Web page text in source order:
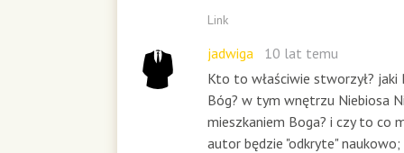
Link
jadwiga
10 lat temu
Kto to właściwie stworzył? jaki
Bóg? w tym wnętrzu Niebiosa
mieszkaniem Boga? i czy to co
autor będzie "odkryte"